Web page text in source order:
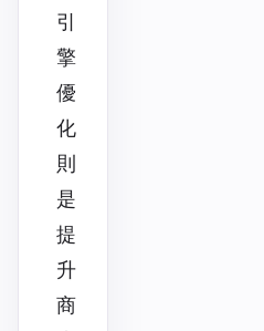
引
擎
優
化
則
是
提
升
商